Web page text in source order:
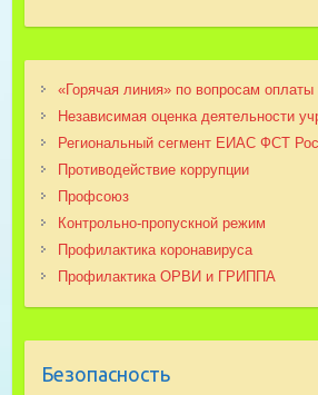
«Горячая линия» по вопросам
Независимая оценка деятельности
Региональный сегмент ЕИАС ФСТ
Противодействие коррупции
Профсоюз
Контрольно-пропускной режим
Профилактика коронавируса
Профилактика ОРВИ и ГРИППА
Безопасность